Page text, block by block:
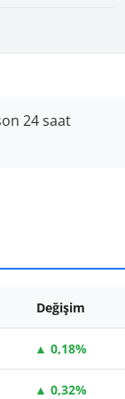
24 saat
Değişim
▲ 0,18%
▲ 0,32%